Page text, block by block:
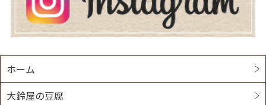
ホーム
大鈴屋の豆腐